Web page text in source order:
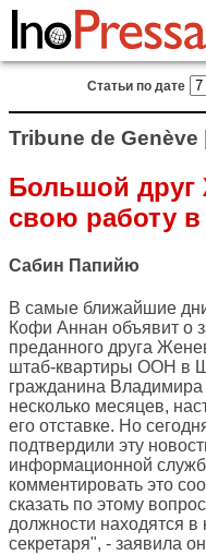
Статьи по дате
Tribune de Genève |
Большой друг
свою работу
Сабин Папийю
В самые ближайшие
Кофи Аннан объявит о
преданного друга
штаб-квартиры ООН в
гражданина Владимира
несколько месяцев,
его отставке. Но
подтвердили эту
информационной
комментировать это
сказать по этому
должности находятся в
секретаря", - заявила